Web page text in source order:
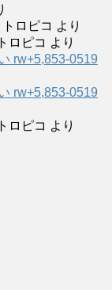
トロピコ より
トロピコ より
rw+5,853-0519
rw+5,853-0519
トロピコ より